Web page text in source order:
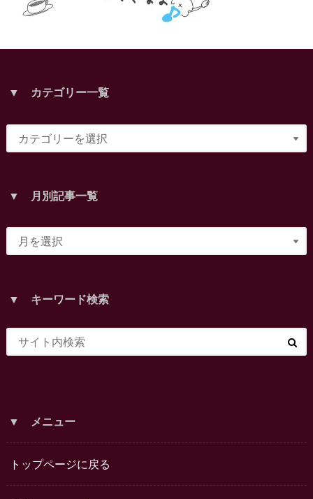
▼ カテゴリー一覧
▼ 月別記事一覧
▼ キーワード検索
▼ メニュー
トップページに戻る